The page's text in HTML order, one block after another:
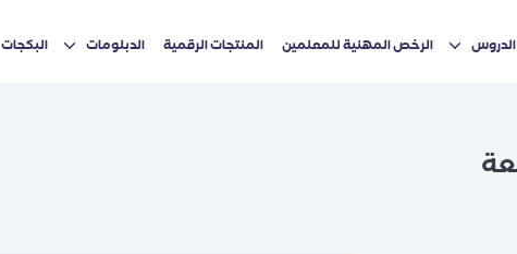
الدروس الرخص المهنية للمعلمين المنتجات الرقمية الدبلومات البكجات